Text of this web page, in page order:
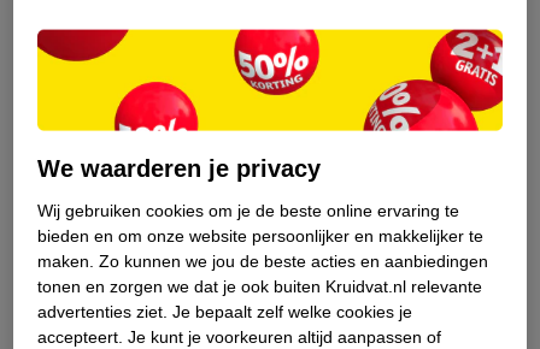
Kruidvat is een erkend specialist in
zelfzorg, ook online. Wat je
gezondheidsvraag ook is, stel hem aan
Stel je gezondheidsvraag
Ook in deze winkel
We waarderen je privacy
Wij gebruiken cookies om je de beste online ervaring te
bieden en om onze website persoonlijker en makkelijker te
maken. Zo kunnen we jou de beste acties en aanbiedingen
tonen en zorgen we dat je ook buiten Kruidvat.nl relevante
advertenties ziet. Je bepaalt zelf welke cookies je
accepteert. Je kunt je voorkeuren altijd aanpassen of